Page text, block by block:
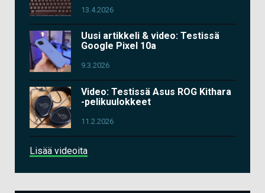
13.4.2026
Uusi artikkeli & video: Testissä
Google Pixel 10a
9.3.2026
Video: Testissä Asus ROG Kithara
-pelikuulokkeet
11.2.2026
Lisää videoita